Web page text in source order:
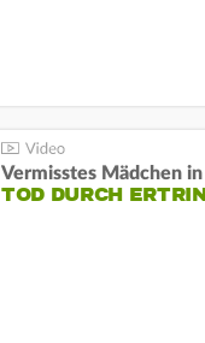
Vermisstes Mädchen
TOD DURCH